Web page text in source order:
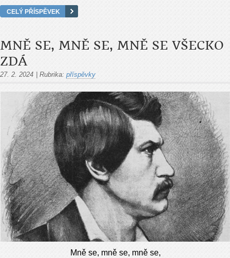
CELÝ PŘÍSPĚVEK
MNĚ SE, MNĚ SE, MNĚ SE VŠECKO
ZDÁ
27. 2. 2024 Rubrika: příspěvky
Mně se, mně se, mně se,